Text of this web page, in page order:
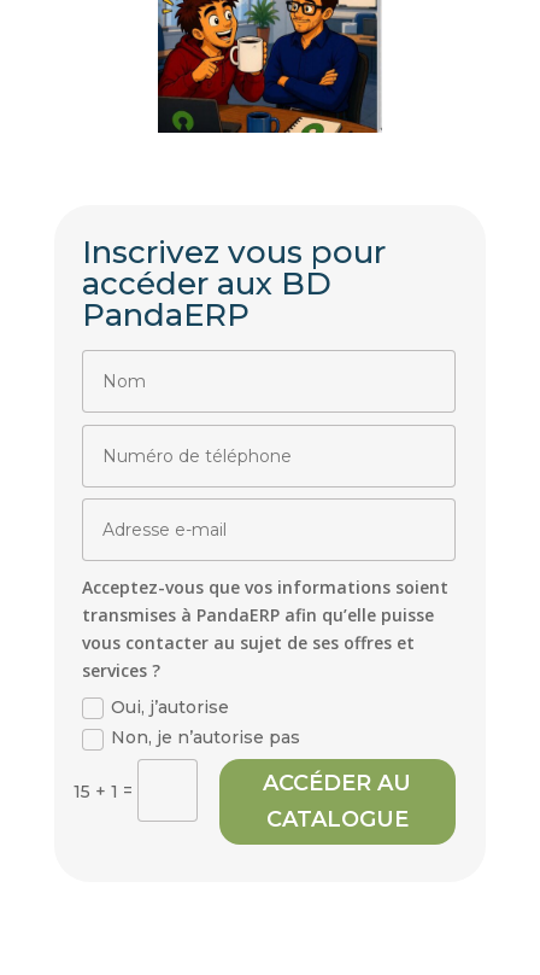
Inscrivez vous pour
accéder aux BD
PandaERP
Acceptez-vous que vos informations soient
transmises à PandaERP afin qu’elle puisse
vous contacter au sujet de ses offres et
services ?
Oui, j’autorise
Non, je n’autorise pas
15 + 1 =
ACCÉDER AU
CATALOGUE